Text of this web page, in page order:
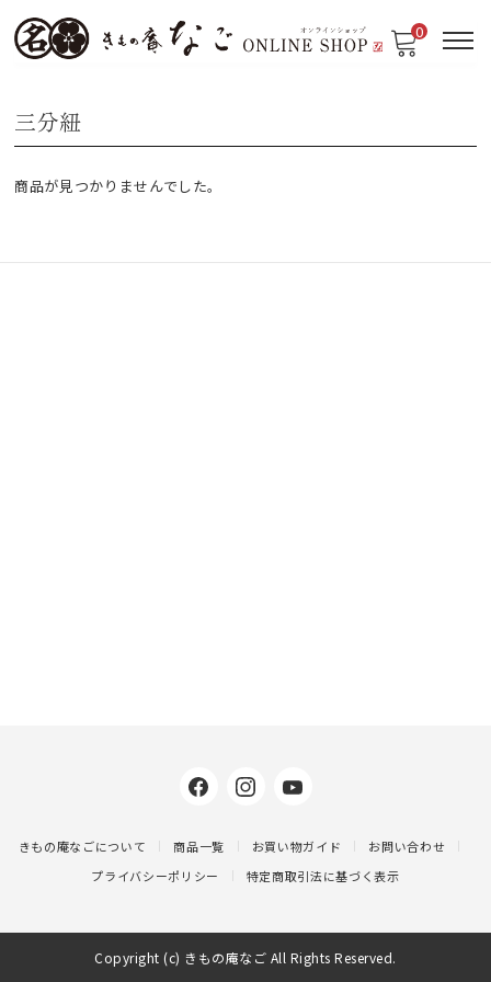
0
三分紐
商品が見つかりませんでした。
きもの庵なごについて 商品一覧 お買い物ガイド
お問い合わせ
プライバシーポリシー
特定商取引法に基づく表示
Copyright (c) きもの庵なご All Rights Reserved.